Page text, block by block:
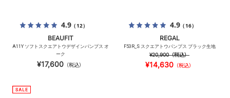
4.9（12）
BEAUFIT
A11Y ソフトスクエアトウデザインパンプス オ
ーク
¥17,600 （税込）
4.9（16）
REGAL
F53R_S スクエアトウパンプス ブラック生地
¥20,900（税込）
¥14,630（税込）